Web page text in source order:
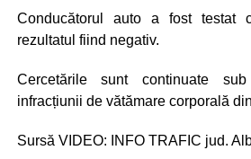
Conducătorul auto a fost testat
rezultatul fiind negativ.
Cercetările sunt continuate
infracțiunii de vătămare corporală
Sursă VIDEO: INFO TRAFIC jud.